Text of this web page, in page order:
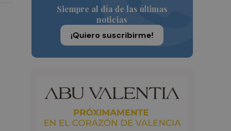
Siempre al día de las últimas
noticias
¡Quiero suscribirme!